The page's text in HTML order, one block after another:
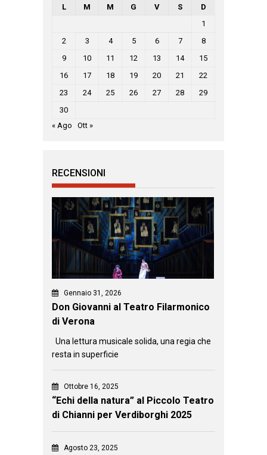
L M M G V S
D
1
2
3 4 5 6 7
8
9
10 11 12 13 14
15
16
17 18 19 20 21
22
23
24 25 26 27 28
29
30
« Ago
Ott »
RECENSIONI
Gennaio 31, 2026
Don Giovanni al Teatro Filarmonico
di Verona
Una lettura musicale solida, una regia che
resta in superficie
Ottobre 16, 2025
“Echi della natura” al Piccolo Teatro
di Chianni per Verdiborghi 2025
Agosto 23, 2025